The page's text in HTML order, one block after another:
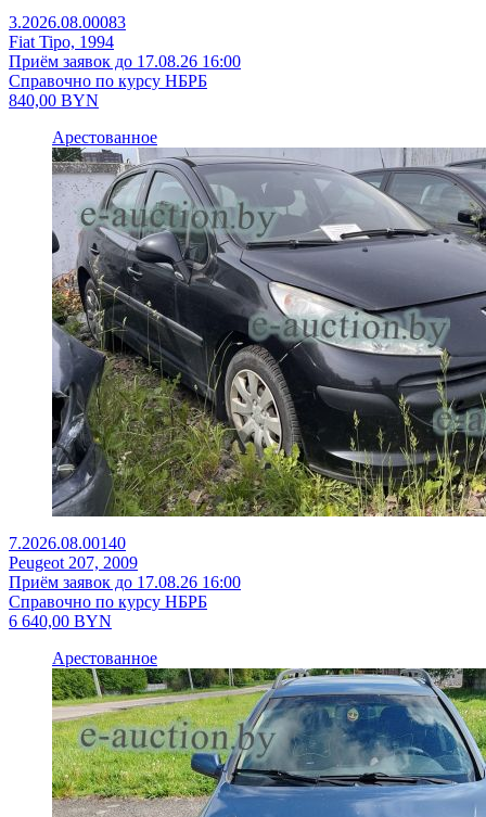
3.2026.08.00083
Fiat Tipo, 1994
Приём заявок до 17.08.26 16:00
Справочно по курсу НБРБ
840,00 BYN
Арестованное
7.2026.08.00140
Peugeot 207, 2009
Приём заявок до 17.08.26 16:00
Справочно по курсу НБРБ
6 640,00 BYN
Арестованное